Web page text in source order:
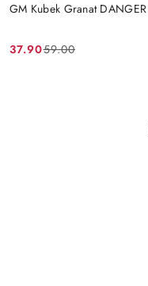
GM Kubek Granat
Cena
37.90
Cena 59.00
Pomiń karuzelę